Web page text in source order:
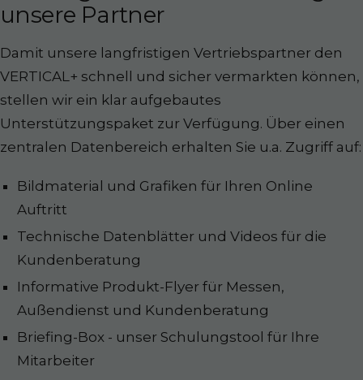
unsere Partner
Damit unsere langfristigen Vertriebspartner den
VERTICAL+ schnell und sicher vermarkten können,
stellen wir ein klar aufgebautes
Unterstützungspaket zur Verfügung. Über einen
zentralen Datenbereich erhalten Sie u.a. Zugriff auf:
Bildmaterial und Grafiken für Ihren Online
Auftritt
Technische Datenblätter und Videos für die
Kundenberatung
Informative Produkt-Flyer für Messen,
Außendienst und Kundenberatung
Briefing-Box - unser Schulungstool für Ihre
Mitarbeiter